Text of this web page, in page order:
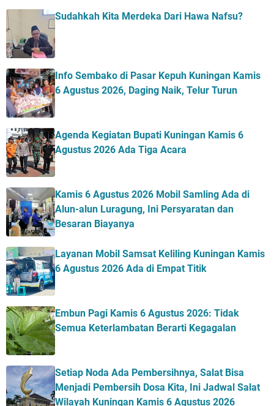
Sudahkah Kita Merdeka Dari Hawa Nafsu?
Info Sembako di Pasar Kepuh Kuningan Kamis
6 Agustus 2026, Daging Naik, Telur Turun
Agenda Kegiatan Bupati Kuningan Kamis 6
Agustus 2026 Ada Tiga Acara
Kamis 6 Agustus 2026 Mobil Samling Ada di
Alun-alun Luragung, Ini Persyaratan dan
Besaran Biayanya
Layanan Mobil Samsat Keliling Kuningan Kamis
6 Agustus 2026 Ada di Empat Titik
Embun Pagi Kamis 6 Agustus 2026: Tidak
Semua Keterlambatan Berarti Kegagalan
Setiap Noda Ada Pembersihnya, Salat Bisa
Menjadi Pembersih Dosa Kita, Ini Jadwal Salat
Wilayah Kuningan Kamis 6 Agustus 2026